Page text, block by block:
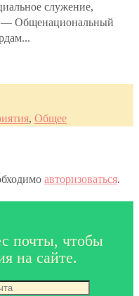
служение,
— Общенациональный
, Общее
авторизоваться.
почты, чтобы
на сайте.